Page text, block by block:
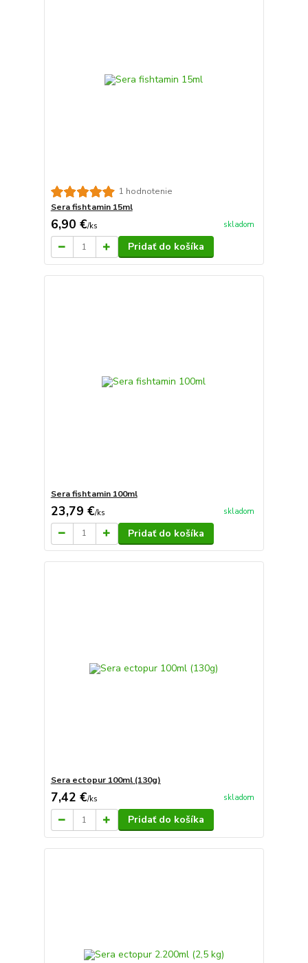
1 hodnotenie
Sera fishtamin 15ml
6,90 €/ks skladom
Pridať do košíka
Sera fishtamin 100ml
23,79 €/ks skladom
Pridať do košíka
Sera ectopur 100ml (130g)
7,42 €/ks skladom
Pridať do košíka